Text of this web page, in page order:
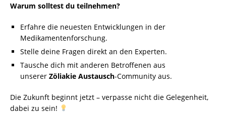
Warum solltest du teilnehmen?
Erfahre die neuesten Entwicklungen in der
Medikamentenforschung.
Stelle deine Fragen direkt an den Experten.
Tausche dich mit anderen Betroffenen aus
unserer Zöliakie Austausch-Community aus.
Die Zukunft beginnt jetzt – verpasse nicht die Gelegenheit,
dabei zu sein!